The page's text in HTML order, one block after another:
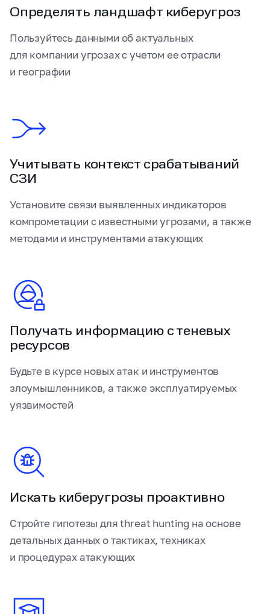
Определять ландшафт киберугроз
Пользуйтесь данными об актуальных
для компании угрозах с учетом ее отрасли
и географии
Учитывать контекст срабатываний
СЗИ
Установите связи выявленных индикаторов
компрометации с известными угрозами, а также
методами и инструментами атакующих
Получать информацию с теневых
ресурсов
Будьте в курсе новых атак и инструментов
злоумышленников, а также эксплуатируемых
уязвимостей
Искать киберугрозы проактивно
Стройте гипотезы для threat hunting на основе
детальных данных о тактиках, техниках
и процедурах атакующих